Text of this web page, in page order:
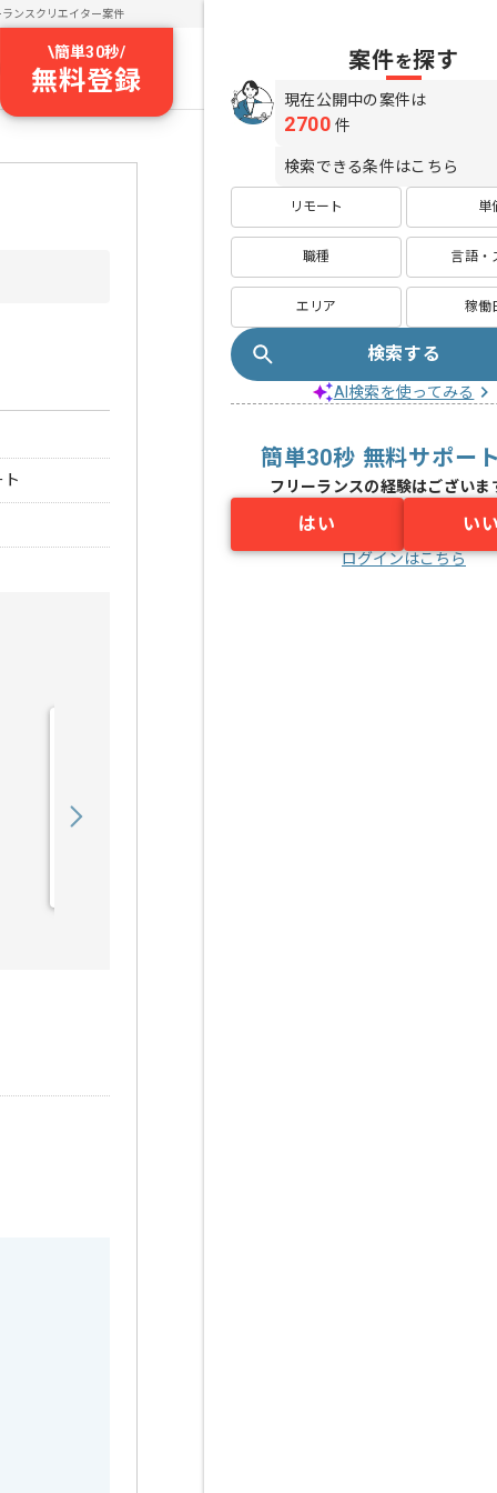
ランスクリエイター案件
\簡単30秒/
無料登録
案件を探す
現在公開中の案件は
2700 件
検索できる条件はこちら
リモート 単
職種 言語・
エリア 稼働
検索する
AI検索を使ってみる
簡単30秒 無料サポー
フリーランスの経験はございま
はい い
ログインはこちら